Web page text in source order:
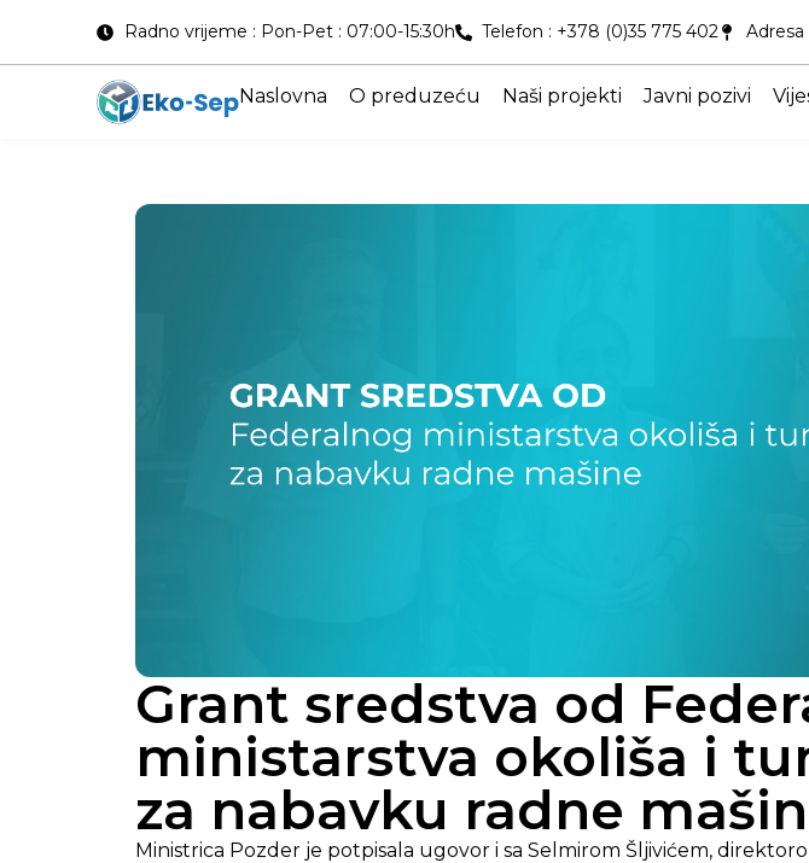
Radno vrijeme : Pon-Pet : 07:00-15:30h Telefon : +378 (0)35 775 402 Adresa
Naslovna O preduzeću Naši projekti Javni pozivi
Grant sredstva od
ministarstva okoliša i
za nabavku radne
Ministrica Pozder je potpisala ugovor i sa Selmirom Šljivićem,